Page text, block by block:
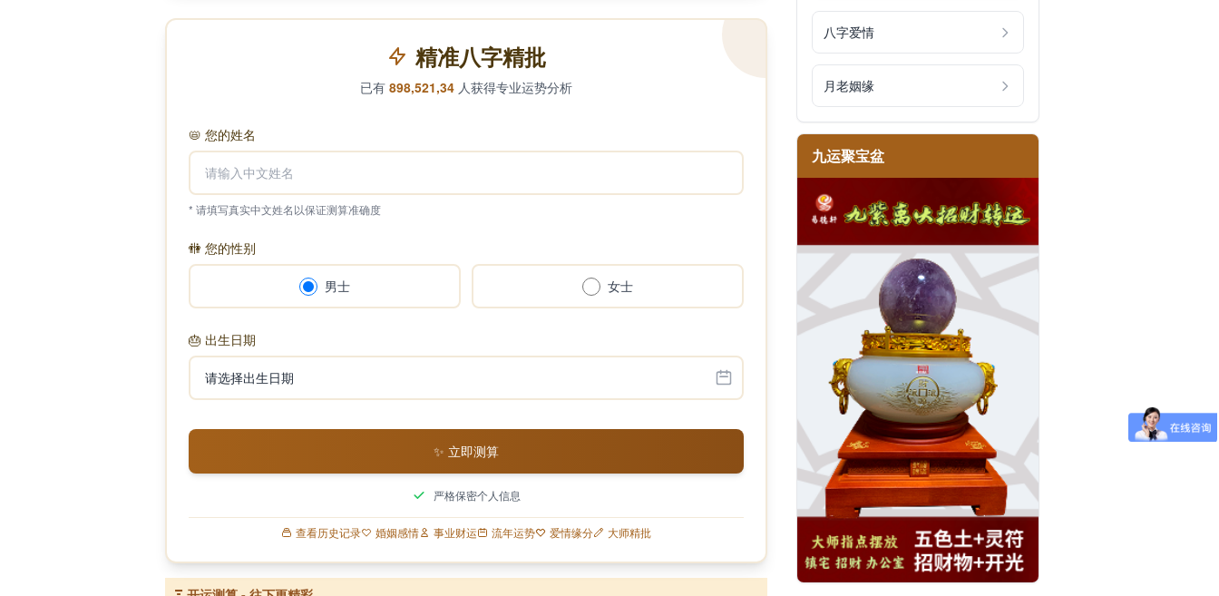
精准八字精批
已有 898,521,34 人获得专业运势分析
📛 您的姓名
* 请填写真实中文姓名以保证测算准确度
🚻 您的性别
男士 女士
🎂 出生日期
✨ 立即测算
严格保密个人信息
查看历史记录 婚姻感情 事业财运 流年运势 爱情缘分 大师精批
八字爱情
月老姻缘
九运聚宝盆